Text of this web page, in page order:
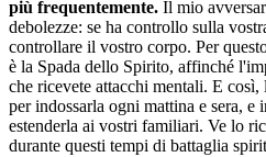
più frequentemente. Il mio
debolezze: se ha controllo sulla
controllare il vostro corpo. Per
è la Spada dello Spirito, affinché
che ricevete attacchi mentali. E
per indossarla ogni mattina e sera,
estenderla ai vostri familiari. Ve lo
durante questi tempi di battaglia